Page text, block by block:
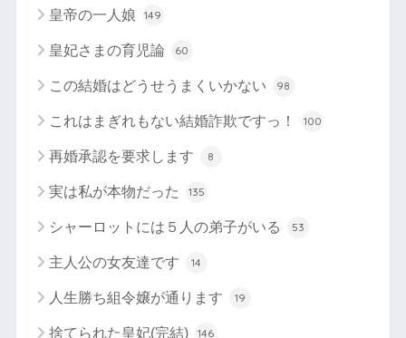
皇帝の一人娘 149
皇妃さまの育児論 60
この結婚はどうせうまくいかない 98
これはまぎれもない結婚詐欺ですっ！ 100
再婚承認を要求します 8
実は私が本物だった 135
シャーロットには５人の弟子がいる 53
主人公の女友達です 14
人生勝ち組令嬢が通ります 19
捨てられた皇妃(完結) 146